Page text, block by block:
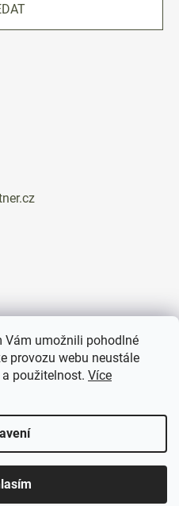
Vám umožnili pohodlné
provozu webu neustále
použitelnost. Více
Shoptet
Soběslav. Všechna práva
77, 392 01 Soběslav
· Spisová značka C 492, Krajský
Budějovicích
381 521 618